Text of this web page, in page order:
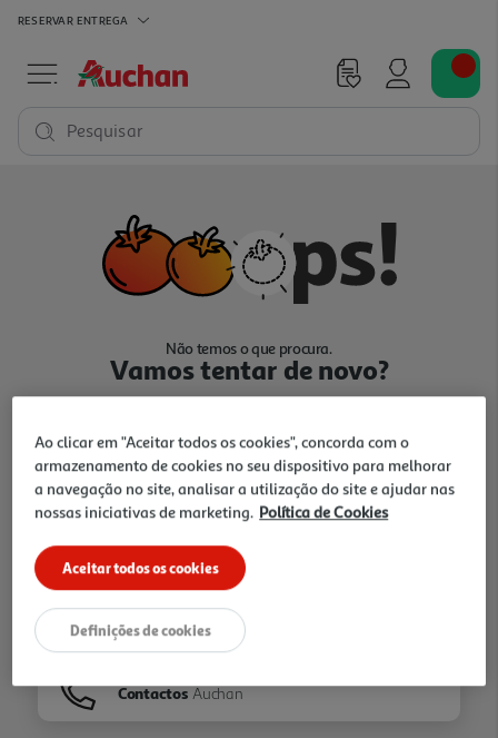
RESERVAR ENTREGA
Pesquisar
Não temos o que procura.
Vamos tentar de novo?
Ir para Homepage
Folhetos
Contactos Auchan
Ao clicar em "Aceitar todos os cookies", concorda com o
armazenamento de cookies no seu dispositivo para melhorar
a navegação no site, analisar a utilização do site e ajudar nas
nossas iniciativas de marketing. Política de Cookies
Aceitar todos os cookies
Definições de cookies